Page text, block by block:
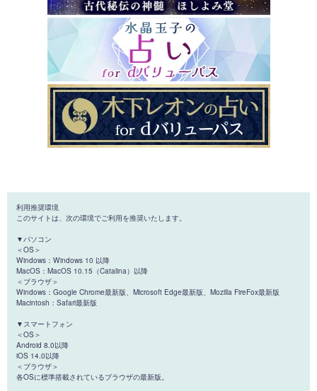
利用推奨環境
このサイトは、次の環境でご利用を推奨いたします。
▼パソコン
＜OS＞
Windows：Windows 10 以降
MacOS：MacOS 10.15（Catalina）以降
＜ブラウザ＞
Windows：Google Chrome最新版、Microsoft Edge最新版、Mozilla FireFox最新版
Macintosh：Safari最新版
▼スマートフォン
＜OS＞
Android 8.0以降
iOS 14.0以降
＜ブラウザ＞
各OSに標準搭載されているブラウザの最新版。